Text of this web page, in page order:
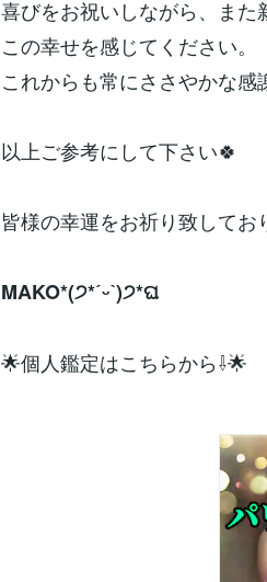
喜びをお祝いしながら、また
この幸せを感じてください。
これからも常にささやかな
以上ご参考にして下さい🍀
皆様の幸運をお祈り致してお
MAKO*(੭*ˊᵕˋ)੭*ଘ
🌟個人鑑定はこちらから⇩🌟